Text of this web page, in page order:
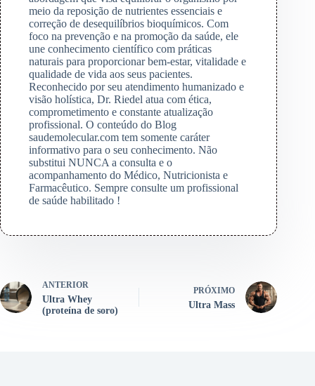
meio da reposição de nutrientes essenciais e
correção de desequilíbrios bioquímicos. Com
foco na prevenção e na promoção da saúde, ele
une conhecimento científico com práticas
naturais para proporcionar bem-estar, vitalidade e
qualidade de vida aos seus pacientes.
Reconhecido por seu atendimento humanizado e
visão holística, Dr. Riedel atua com ética,
comprometimento e constante atualização
profissional. O conteúdo do Blog
saudemolecular.com tem somente caráter
informativo para o seu conhecimento. Não
substitui NUNCA a consulta e o
acompanhamento do Médico, Nutricionista e
Farmacêutico. Sempre consulte um profissional
de saúde habilitado !
ANTERIOR
Ultra Whey
(proteína de soro)
PRÓXIMO
Ultra Mass